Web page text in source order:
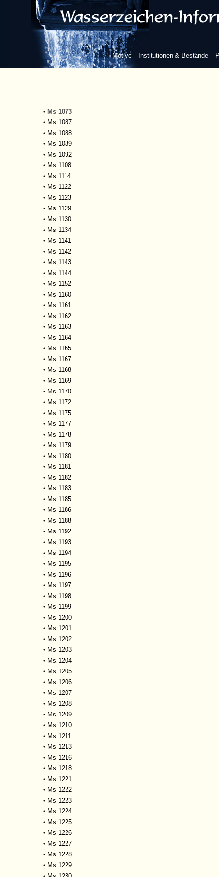
Motive Institutionen & Bestände
• Ms 1051
•Ms 1053
•Ms 1054
•Ms 1055
•Ms 1059
•Ms 1065
•Ms 1066
• Ms 1073
• Ms 1087
• Ms 1088
• Ms 1089
• Ms 1092
• Ms 1108
• Ms 1114
• Ms 1122
• Ms 1123
• Ms 1129
• Ms 1130
• Ms 1134
• Ms 1141
• Ms 1142
• Ms 1143
• Ms 1144
• Ms 1152
• Ms 1160
• Ms 1161
• Ms 1162
• Ms 1163
• Ms 1164
• Ms 1165
• Ms 1167
• Ms 1168
• Ms 1169
• Ms 1170
• Ms 1172
• Ms 1175
• Ms 1177
• Ms 1178
• Ms 1179
• Ms 1180
• Ms 1181
• Ms 1182
• Ms 1183
• Ms 1185
• Ms 1186
• Ms 1188
• Ms 1192
• Ms 1193
• Ms 1194
• Ms 1195
• Ms 1196
• Ms 1197
• Ms 1198
• Ms 1199
• Ms 1200
• Ms 1201
• Ms 1202
• Ms 1203
• Ms 1204
• Ms 1205
• Ms 1206
• Ms 1207
• Ms 1208
• Ms 1209
• Ms 1210
• Ms 1211
• Ms 1213
• Ms 1216
• Ms 1218
• Ms 1221
• Ms 1222
• Ms 1223
• Ms 1224
• Ms 1225
• Ms 1226
• Ms 1227
• Ms 1228
• Ms 1229